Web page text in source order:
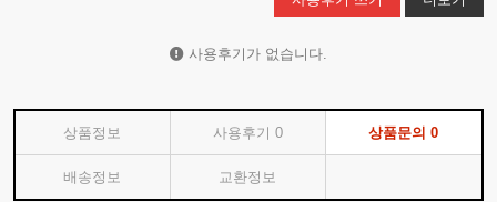
사용후기가 없습니다.
상품정보 사용후기 0 상품문의0
배송정보 교환정보